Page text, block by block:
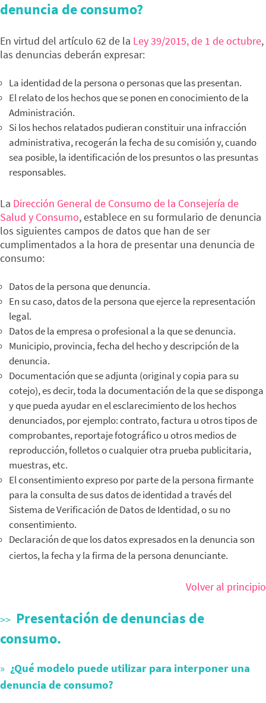
denuncia de consumo?
En virtud del artículo 62 de la Ley 39/2015, de 1 de octubre,
las denuncias deberán expresar:
La identidad de la persona o personas que las presentan.
El relato de los hechos que se ponen en conocimiento de la
Administración.
Si los hechos relatados pudieran constituir una infracción
administrativa, recogerán la fecha de su comisión y, cuando
sea posible, la identificación de los presuntos o las presuntas
responsables.
La Dirección General de Consumo de la Consejería de
Salud y Consumo, establece en su formulario de denuncia
los siguientes campos de datos que han de ser
cumplimentados a la hora de presentar una denuncia de
consumo:
Datos de la persona que denuncia.
En su caso, datos de la persona que ejerce la representación
legal.
Datos de la empresa o profesional a la que se denuncia.
Municipio, provincia, fecha del hecho y descripción de la
denuncia.
Documentación que se adjunta (original y copia para su
cotejo), es decir, toda la documentación de la que se disponga
y que pueda ayudar en el esclarecimiento de los hechos
denunciados, por ejemplo: contrato, factura u otros tipos de
comprobantes, reportaje fotográfico u otros medios de
reproducción, folletos o cualquier otra prueba publicitaria,
muestras, etc.
El consentimiento expreso por parte de la persona firmante
para la consulta de sus datos de identidad a través del
Sistema de Verificación de Datos de Identidad, o su no
consentimiento.
Declaración de que los datos expresados en la denuncia son
ciertos, la fecha y la firma de la persona denunciante.
Volver al principio
Presentación de denuncias de
consumo.
¿Qué modelo puede utilizar para interponer una
denuncia de consumo?